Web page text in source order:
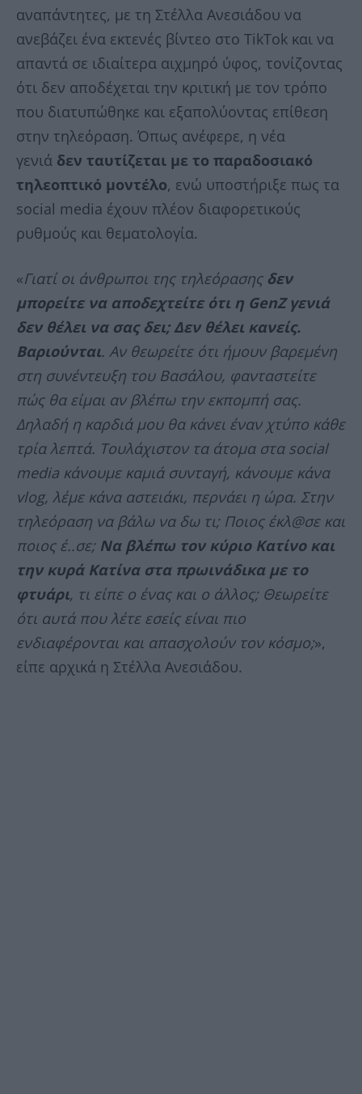
αναπάντητες, με τη Στέλλα Ανεσιάδου να
ανεβάζει ένα εκτενές βίντεο στο TikTok και να
απαντά σε ιδιαίτερα αιχμηρό ύφος, τονίζοντας
ότι δεν αποδέχεται την κριτική με τον τρόπο
που διατυπώθηκε και εξαπολύοντας επίθεση
στην τηλεόραση. Όπως ανέφερε, η νέα
γενιά δεν ταυτίζεται με το παραδοσιακό
τηλεοπτικό μοντέλο, ενώ υποστήριξε πως τα
social media έχουν πλέον διαφορετικούς
ρυθμούς και θεματολογία.
«Γιατί οι άνθρωποι της τηλεόρασης δεν
μπορείτε να αποδεχτείτε ότι η GenZ γενιά
δεν θέλει να σας δει; Δεν θέλει κανείς.
Βαριούνται. Αν θεωρείτε ότι ήμουν βαρεμένη
στη συνέντευξη του Βασάλου, φανταστείτε
πώς θα είμαι αν βλέπω την εκπομπή σας.
Δηλαδή η καρδιά μου θα κάνει έναν χτύπο κάθε
τρία λεπτά. Τουλάχιστον τα άτομα στα social
media κάνουμε καμιά συνταγή, κάνουμε κάνα
vlog, λέμε κάνα αστειάκι, περνάει η ώρα. Στην
τηλεόραση να βάλω να δω τι; Ποιος έκλ@σε και
ποιος έ..σε; Να βλέπω τον κύριο Κατίνο και
την κυρά Κατίνα στα πρωινάδικα με το
φτυάρι, τι είπε ο ένας και ο άλλος; Θεωρείτε
ότι αυτά που λέτε εσείς είναι πιο
ενδιαφέρονται και απασχολούν τον κόσμο;»,
είπε αρχικά η Στέλλα Ανεσιάδου.